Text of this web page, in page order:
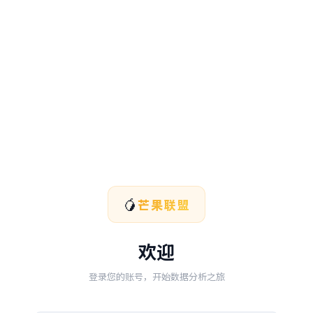
🥭芒果联盟
欢迎
登录您的账号，开始数据分析之旅